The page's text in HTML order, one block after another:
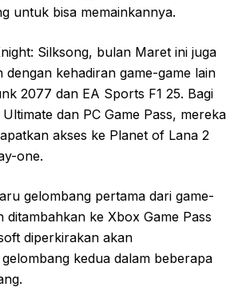
untuk bisa memainkannya.
Silksong, bulan Maret ini juga
dengan kehadiran game-game lain
2077 dan EA Sports F1 25. Bagi
dan PC Game Pass, mereka
akses ke Planet of Lana 2
one.
gelombang pertama dari game-
ditambahkan ke Xbox Game Pass
diperkirakan akan
kedua dalam beberapa